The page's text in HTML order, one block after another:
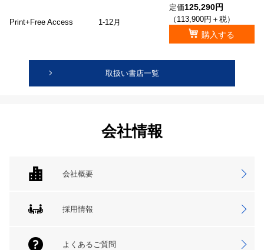
Print+Free Access 1-12月
定価125,290円
（113,900円＋税）
購入する
取扱い書店一覧
会社情報
会社概要
採用情報
よくあるご質問